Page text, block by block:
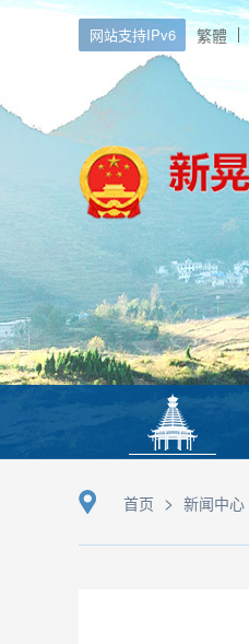
网站支持IPv6 繁體
首页 > 新闻中心